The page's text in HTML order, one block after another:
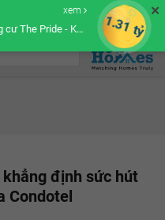
định sức hút
Condotel
✕
xem
Vừa thương lượng giá mua căn hộ Chung cư The Pride - Khu đô thị Văn Khê 1.31 tỷ